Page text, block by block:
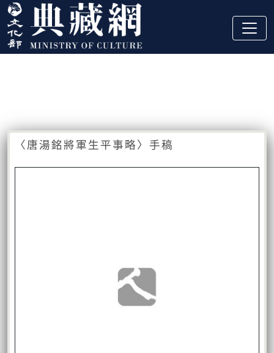
跳到主要內容
:::
〈唐湯銘將軍生平事略〉手稿